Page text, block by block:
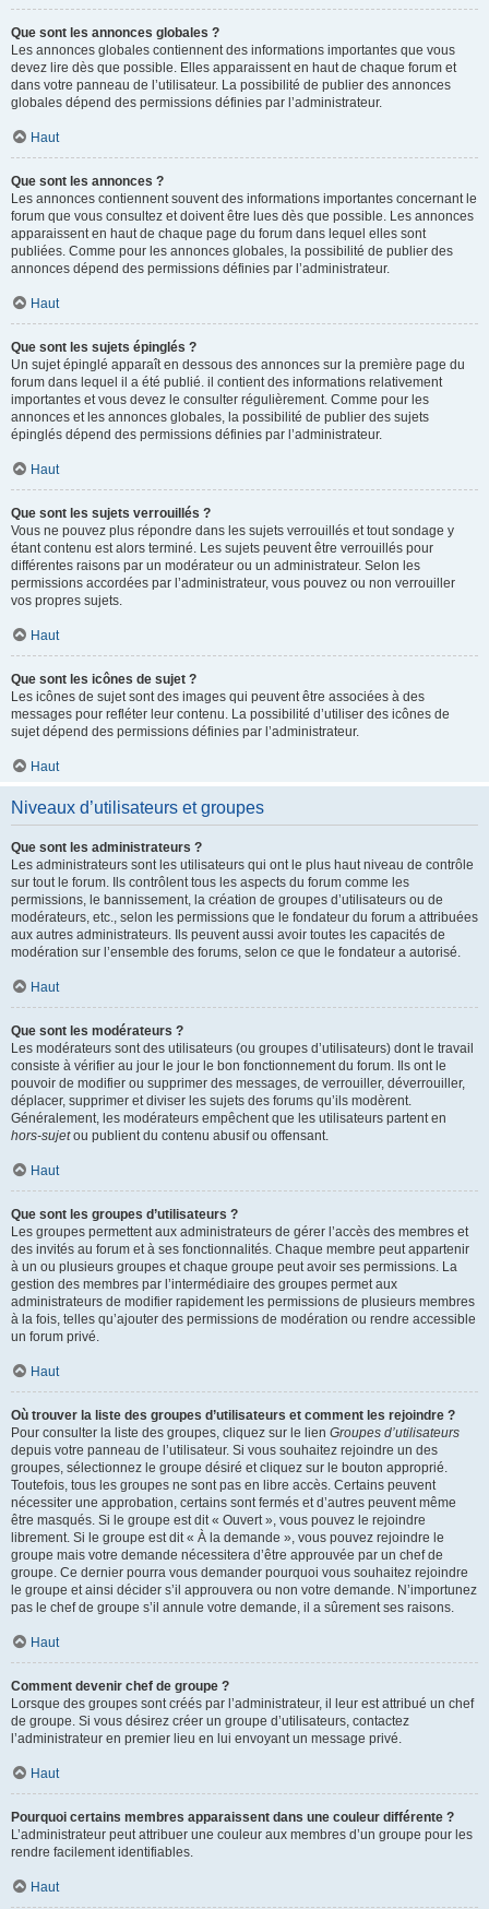
Que sont les annonces globales ?
Les annonces globales contiennent des informations importantes que vous
devez lire dès que possible. Elles apparaissent en haut de chaque forum et
dans votre panneau de l’utilisateur. La possibilité de publier des annonces
globales dépend des permissions définies par l’administrateur.
Haut
Que sont les annonces ?
Les annonces contiennent souvent des informations importantes concernant le
forum que vous consultez et doivent être lues dès que possible. Les annonces
apparaissent en haut de chaque page du forum dans lequel elles sont
publiées. Comme pour les annonces globales, la possibilité de publier des
annonces dépend des permissions définies par l’administrateur.
Haut
Que sont les sujets épinglés ?
Un sujet épinglé apparaît en dessous des annonces sur la première page du
forum dans lequel il a été publié. il contient des informations relativement
importantes et vous devez le consulter régulièrement. Comme pour les
annonces et les annonces globales, la possibilité de publier des sujets
épinglés dépend des permissions définies par l’administrateur.
Haut
Que sont les sujets verrouillés ?
Vous ne pouvez plus répondre dans les sujets verrouillés et tout sondage y
étant contenu est alors terminé. Les sujets peuvent être verrouillés pour
différentes raisons par un modérateur ou un administrateur. Selon les
permissions accordées par l’administrateur, vous pouvez ou non verrouiller
vos propres sujets.
Haut
Que sont les icônes de sujet ?
Les icônes de sujet sont des images qui peuvent être associées à des
messages pour refléter leur contenu. La possibilité d’utiliser des icônes de
sujet dépend des permissions définies par l’administrateur.
Haut
Niveaux d’utilisateurs et groupes
Que sont les administrateurs ?
Les administrateurs sont les utilisateurs qui ont le plus haut niveau de contrôle
sur tout le forum. Ils contrôlent tous les aspects du forum comme les
permissions, le bannissement, la création de groupes d’utilisateurs ou de
modérateurs, etc., selon les permissions que le fondateur du forum a attribuées
aux autres administrateurs. Ils peuvent aussi avoir toutes les capacités de
modération sur l’ensemble des forums, selon ce que le fondateur a autorisé.
Haut
Que sont les modérateurs ?
Les modérateurs sont des utilisateurs (ou groupes d’utilisateurs) dont le travail
consiste à vérifier au jour le jour le bon fonctionnement du forum. Ils ont le
pouvoir de modifier ou supprimer des messages, de verrouiller, déverrouiller,
déplacer, supprimer et diviser les sujets des forums qu’ils modèrent.
Généralement, les modérateurs empêchent que les utilisateurs partent en
hors-sujetou publient du contenu abusif ou offensant.
Haut
Que sont les groupes d’utilisateurs ?
Les groupes permettent aux administrateurs de gérer l’accès des membres et
des invités au forum et à ses fonctionnalités. Chaque membre peut appartenir
à un ou plusieurs groupes et chaque groupe peut avoir ses permissions. La
gestion des membres par l’intermédiaire des groupes permet aux
administrateurs de modifier rapidement les permissions de plusieurs membres
à la fois, telles qu’ajouter des permissions de modération ou rendre accessible
un forum privé.
Haut
Où trouver la liste des groupes d’utilisateurs et comment les rejoindre ?
Pour consulter la liste des groupes, cliquez sur le lien Groupes d’utilisateurs
depuis votre panneau de l’utilisateur. Si vous souhaitez rejoindre un des
groupes, sélectionnez le groupe désiré et cliquez sur le bouton approprié.
Toutefois, tous les groupes ne sont pas en libre accès. Certains peuvent
nécessiter une approbation, certains sont fermés et d’autres peuvent même
être masqués. Si le groupe est dit « Ouvert », vous pouvez le rejoindre
librement. Si le groupe est dit « À la demande », vous pouvez rejoindre le
groupe mais votre demande nécessitera d’être approuvée par un chef de
groupe. Ce dernier pourra vous demander pourquoi vous souhaitez rejoindre
le groupe et ainsi décider s’il approuvera ou non votre demande. N’importunez
pas le chef de groupe s’il annule votre demande, il a sûrement ses raisons.
Haut
Comment devenir chef de groupe ?
Lorsque des groupes sont créés par l’administrateur, il leur est attribué un chef
de groupe. Si vous désirez créer un groupe d’utilisateurs, contactez
l’administrateur en premier lieu en lui envoyant un message privé.
Haut
Pourquoi certains membres apparaissent dans une couleur différente ?
L’administrateur peut attribuer une couleur aux membres d’un groupe pour les
rendre facilement identifiables.
Haut